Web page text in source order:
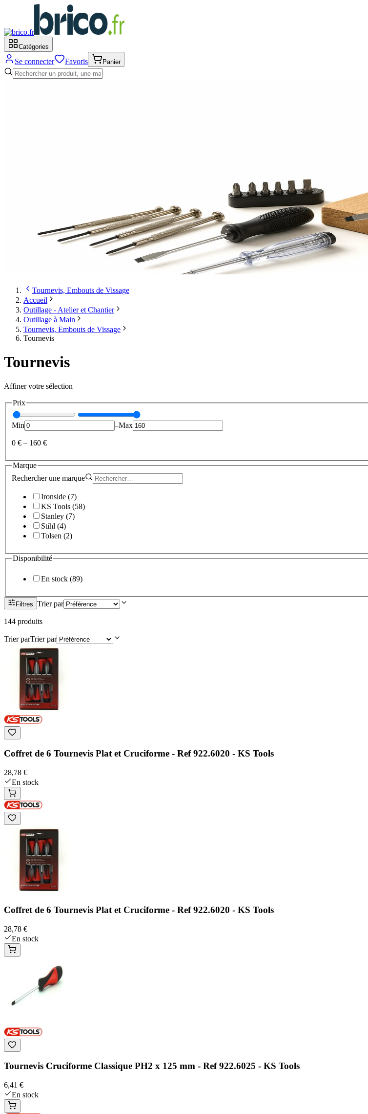
Catégories
Se connecter Favoris Panier
Tournevis, Embouts de Vissage
Accueil
Outillage - Atelier et Chantier
Outillage à Main
Tournevis, Embouts de Vissage
Tournevis
Tournevis
Affiner votre sélection
Prix
Min –Max
0 € – 160 €
Marque
Rechercher une marque
Ironside (7)
KS Tools (58)
Stanley (7)
Stihl (4)
Tolsen (2)
Disponibilité
En stock (89)
Filtres Trier par
144 produits
Trier parTrier par
Coffret de 6 Tournevis Plat et Cruciforme - Ref 922.6020 - KS Tools
28,78 €
En stock
Coffret de 6 Tournevis Plat et Cruciforme - Ref 922.6020 - KS Tools
28,78 €
En stock
Tournevis Cruciforme Classique PH2 x 125 mm - Ref 922.6025 - KS Tools
6,41 €
En stock